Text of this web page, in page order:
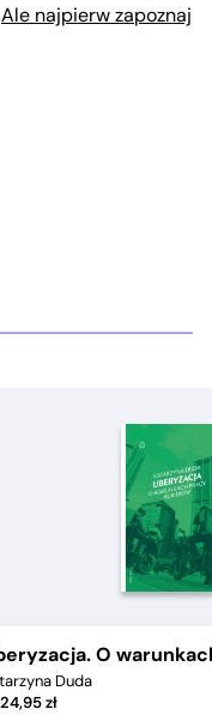
Ale najpierw zapoznaj
O
Duda
24,95zł